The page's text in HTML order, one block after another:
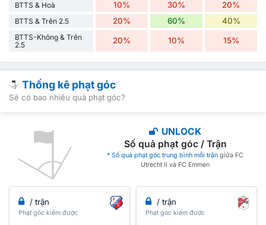
BTTS & Hoà 10% 30% 20%
BTTS & Trên 2.5 20% 60% 40%
BTTS-Không & Trên
2.5
20% 10% 15%
Thống kê phạt góc
Sẽ có bao nhiêu quả phạt góc?
UNLOCK
Số quả phạt góc / Trận
* Số quả phạt góc trung bình mỗi trận giữa FC
Utrecht II và FC Emmen
/ trận
Phạt góc kiếm được
/ trận
Phạt góc kiếm được